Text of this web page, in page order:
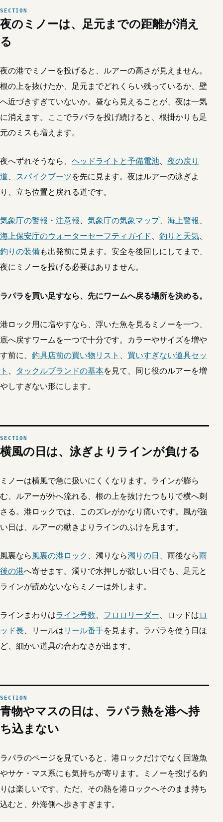
夜のミノーは、足元までの距離が消え
る
夜の港でミノーを投げると、ルアーの高さが見えません。
根の上を抜けたか、足元までどれくらい残っているか、壁
へ近づきすぎていないか。昼なら見えることが、夜は一気
に消えます。ここでラパラを投げ続けると、根掛かりも足
元のミスも増えます。
夜へずれそうなら、 ヘッドライトと予備電池、 夜の戻り
道、 スパイクブーツを先に見ます。夜はルアーの泳ぎよ
り、立ち位置と戻れる道です。
気象庁の警報・注意報、 気象庁の気象マップ、 海上警報、
海上保安庁のウォーターセーフティガイド、 釣りと天気、
釣りの装備も出発前に見ます。安全を後回しにしてまで、
夜にミノーを投げる必要はありません。
ラパラを買い足すなら、先にワームへ戻る場所を決める。
港ロック用に増やすなら、浮いた魚を見るミノーを一つ、
底へ戻すワームを一つで十分です。カラーやサイズを増や
す前に、 釣具店前の買い物リスト 、 買いすぎない道具セッ
ト 、 タックルブランドの基本を見て、同じ役のルアーを増
やしすぎない形にします。
横風の日は、泳ぎよりラインが負ける
ミノーは横風で急に扱いにくくなります。ラインが膨ら
む、ルアーが外へ流れる、根の上を抜けたつもりで横へ刺
さる。港ロックでは、このズレがかなり痛いです。風が強
い日は、ルアーの動きよりラインのふけを見ます。
風裏なら風裏の港ロック、濁りなら濁りの日、雨後なら雨
後の港へ寄せます。濁りで水押しが欲しい日でも、足元と
ラインが読めないならミノーは外します。
ラインまわりはライン号数、 フロロリーダー、ロッドはロ
ッド長、リールはリール番手を見ます。ラパラを使う日ほ
ど、細かい道具の合わなさが出ます。
青物やマスの日は、ラパラ熱を港へ持
ち込まない
ラパラのページを見ていると、港ロックだけでなく回遊魚
やサケ・マス系にも気持ちが寄ります。ミノーを投げる釣
りは楽しいです。ただ、その熱を港ロックへそのまま持ち
込むと、外海側へ歩きすぎます。